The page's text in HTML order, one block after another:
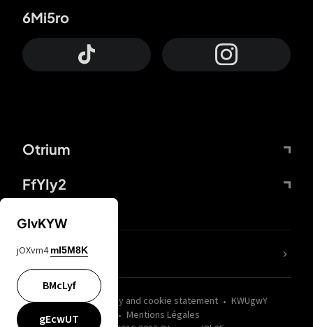
Otrium
FfYIy2
6Mi5ro
wZQPfd Privacy and cookie statement
KWUgwY
Mentions Légales
nLC6tu
GIvKYW
jOXvm4 mI5M8K
BMcLyf
gEcwUT